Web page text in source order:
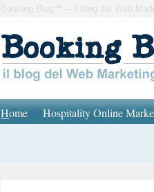
Booking Blog™ – Il blog del Web
Home Hospitality Online